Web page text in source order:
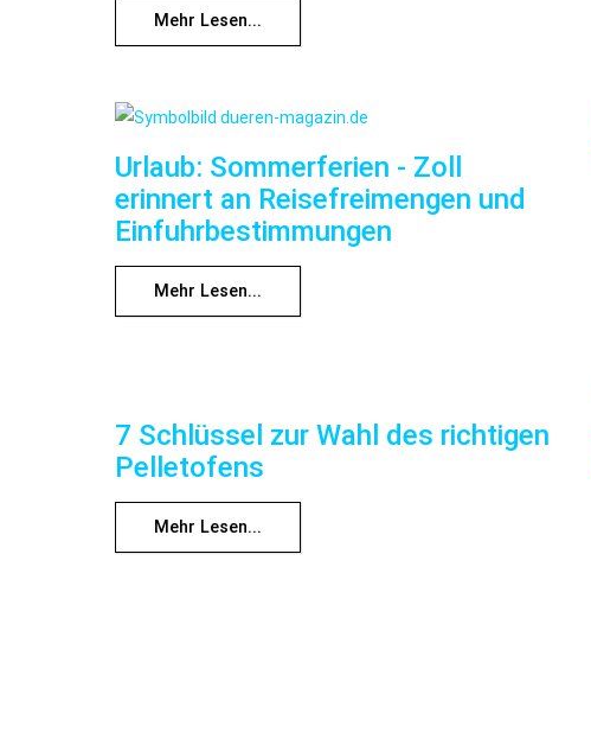
Mehr Lesen...
Urlaub: Sommerferien - Zoll
erinnert an Reisefreimengen und
Einfuhrbestimmungen
Mehr Lesen...
7 Schlüssel zur Wahl des richtigen
Pelletofens
Mehr Lesen...